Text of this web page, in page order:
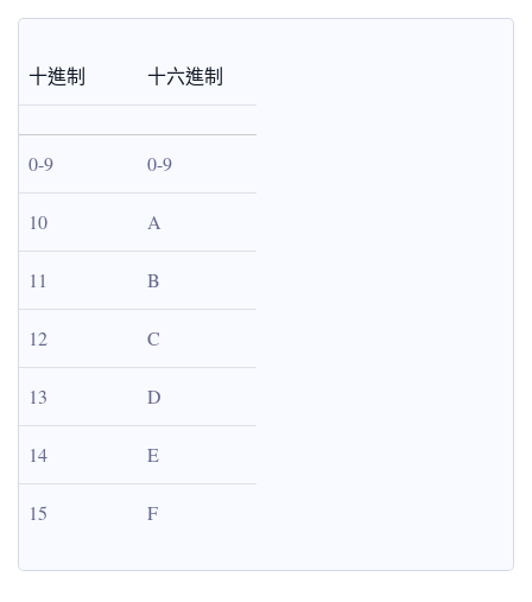
十進制 十六進制
0-9 0-9
10 A
11 B
12 C
13 D
14 E
15 F